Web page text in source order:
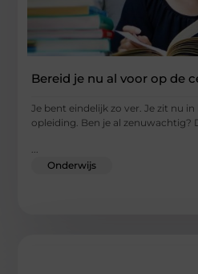
Bereid je nu al voor op de
Je bent eindelijk zo ver. Je zit nu
opleiding. Ben je al zenuwachtig?
Onderwijs